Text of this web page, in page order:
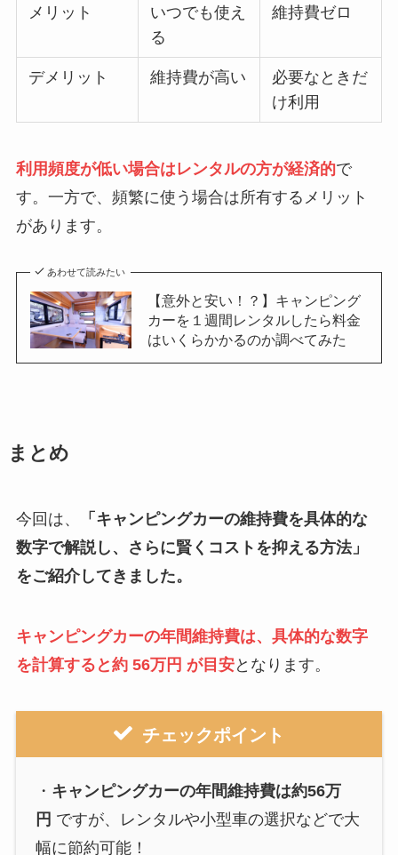
メリット
いつでも使え
る
維持費ゼロ
デメリット 維持費が高い
必要なときだ
け利用
利用頻度が低い場合はレンタルの方が経済的で
す。一方で、頻繁に使う場合は所有するメリット
があります。
あわせて読みたい
【意外と安い！？】キャンピング
カーを１週間レンタルしたら料金
はいくらかかるのか調べてみた
まとめ
今回は、 「 キャンピングカーの維持費を具体的な
数字で解説し、さらに賢くコストを抑える方法」
をご紹介してきました。
キャンピングカーの年間維持費は、具体的な数字
を計算すると約 56万円 が目安となります。
チェックポイント
・ キャンピングカーの年間維持費は約56万
円 ですが、レンタルや小型車の選択などで大
幅に節約可能！